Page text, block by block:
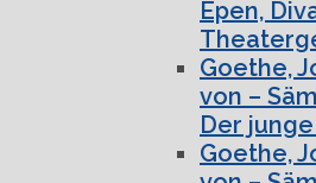
Epen,
Goethe,
von –
Der
Goethe,